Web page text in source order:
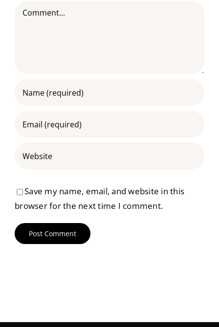
Comment
Save my name, email, and website in this
browser for the next time I comment.